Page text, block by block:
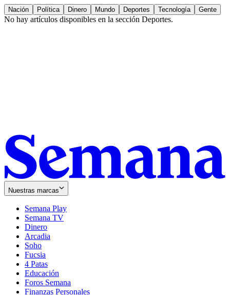
Nación Política Dinero Mundo Deportes Tecnología Gente
No hay artículos disponibles en la sección Deportes.
Nuestras marcas
Semana Play
Semana TV
Dinero
Arcadia
Soho
in
new
window
Fucsia
in
new
window
4 Patas
Educación
Foros Semana
Finanzas Personales